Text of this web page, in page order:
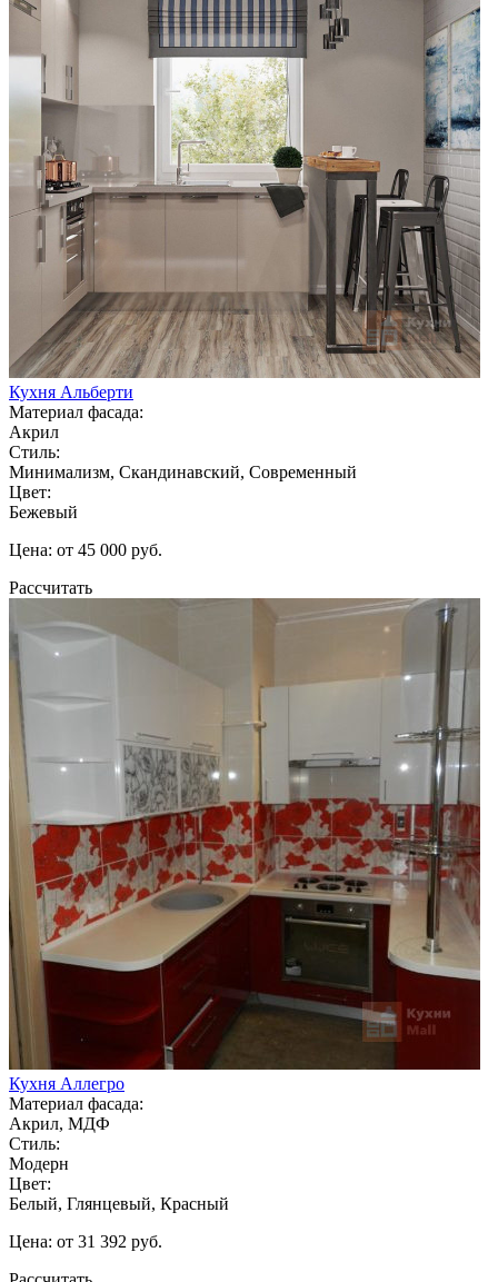
Кухня Альберти
Материал фасада:
Акрил
Стиль:
Минимализм, Скандинавский, Современный
Цвет:
Бежевый
Цена: от 45 000 руб.
Рассчитать
Кухня Аллегро
Материал фасада:
Акрил, МДФ
Стиль:
Модерн
Цвет:
Белый, Глянцевый, Красный
Цена: от 31 392 руб.